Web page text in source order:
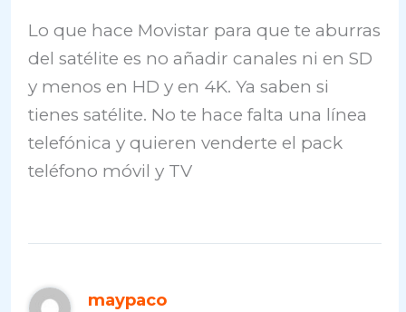
Lo que hace Movistar para que te aburras
del satélite es no añadir canales ni en SD
y menos en HD y en 4K. Ya saben si
tienes satélite. No te hace falta una línea
telefónica y quieren venderte el pack
teléfono móvil y TV
maypaco